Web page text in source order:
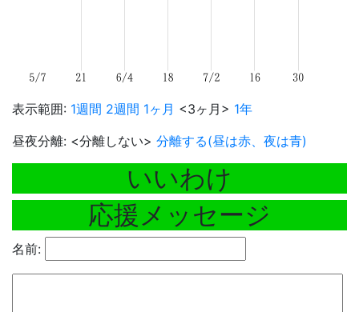
表示範囲: 1週間 2週間 1ヶ月 <3ヶ月> 1年
昼夜分離: <分離しない> 分離する(昼は赤、夜は青)
いいわけ
応援メッセージ
名前: